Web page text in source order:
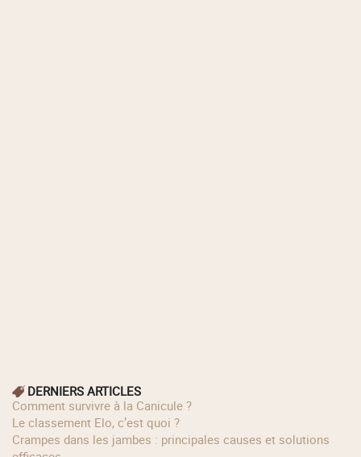
DERNIERS ARTICLES
Comment survivre à la Canicule ?
Le classement Elo, c’est quoi ?
Crampes dans les jambes : principales causes et solutions